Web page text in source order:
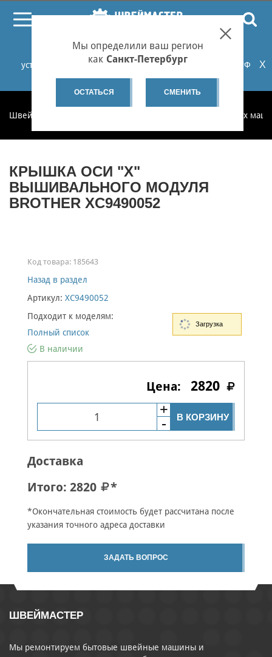
При проблемах с онлайн-оплатой заказов на сайте
установите российские сертификаты НУЦ Минцифры РФ
или используйте Яндекс.Браузер.Подробнее...
X
Мы определили ваш регион
как Санкт-Петербург
ОСТАТЬСЯ СМЕНИТЬ
Швеймастер Запчасти для бытовых швейных
КРЫШКА ОСИ "Х"
ВЫШИВАЛЬНОГО МОДУЛЯ
BROTHER XC9490052
Код товара: 185643
Назад в раздел
Артикул: XC9490052
Подходит к моделям:
Полный список
В наличии
2820
В КОРЗИНУ
Доставка
Итого: 2820 *
*Окончательная стоимость будет рассчитана после
указания точного адреса доставки
ЗАДАТЬ ВОПРОС
ШВЕЙМАСТЕР
Мы ремонтируем бытовые швейные машины и
Загрузка